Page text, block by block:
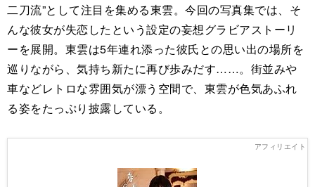
二刀流”として注目を集める東雲。今回の写真集では、そ
んな彼女が失恋したという設定の妄想グラビアストーリ
ーを展開。東雲は5年連れ添った彼氏との思い出の場所を
巡りながら、気持ち新たに再び歩みだす……。街並みや
車などレトロな雰囲気が漂う空間で、東雲が色気あふれ
る姿をたっぷり披露している。